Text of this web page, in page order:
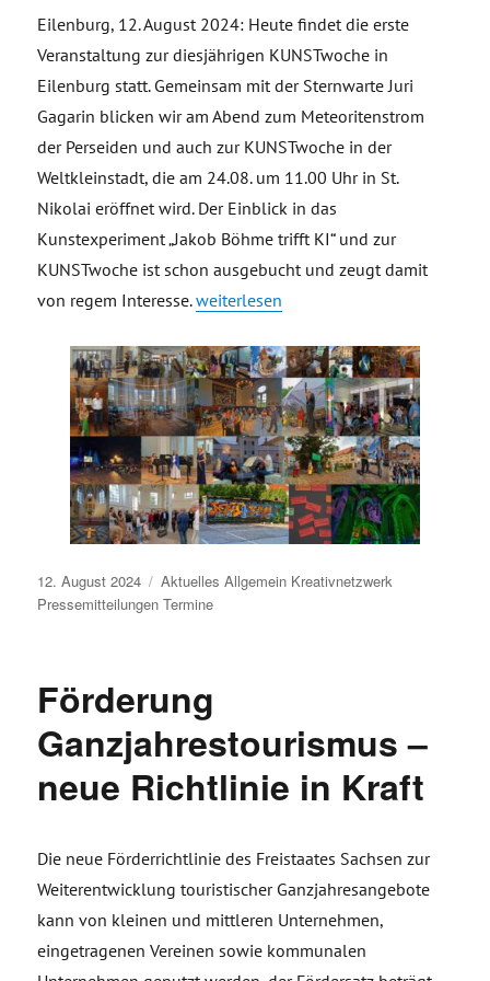
Eilenburg, 12. August 2024: Heute findet die erste
Veranstaltung zur diesjährigen KUNSTwoche in
Eilenburg statt. Gemeinsam mit der Sternwarte Juri
Gagarin blicken wir am Abend zum Meteoritenstrom
der Perseiden und auch zur KUNSTwoche in der
Weltkleinstadt, die am 24.08. um 11.00 Uhr in St.
Nikolai eröffnet wird. Der Einblick in das
Kunstexperiment „Jakob Böhme trifft KI“ und zur
KUNSTwoche ist schon ausgebucht und zeugt damit
von regem Interesse.„Pressemitteilung: Einladung
weiterlesen
Veröffentlicht
am
12. August 2024 Aktuelles Allgemein Kreativnetzwerk
Pressemitteilungen Termine
Förderung
Ganzjahrestourismus –
neue Richtlinie in Kraft
Die neue Förderrichtlinie des Freistaates Sachsen zur
Weiterentwicklung touristischer Ganzjahresangebote
kann von kleinen und mittleren Unternehmen,
eingetragenen Vereinen sowie kommunalen